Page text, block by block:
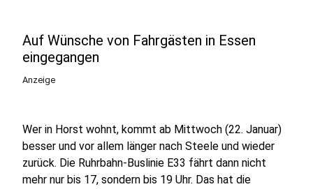
Auf Wünsche von Fahrgästen in Essen
eingegangen
Anzeige
Wer in Horst wohnt, kommt ab Mittwoch (22. Januar)
besser und vor allem länger nach Steele und wieder
zurück. Die Ruhrbahn-Buslinie E33 fährt dann nicht
mehr nur bis 17, sondern bis 19 Uhr. Das hat die